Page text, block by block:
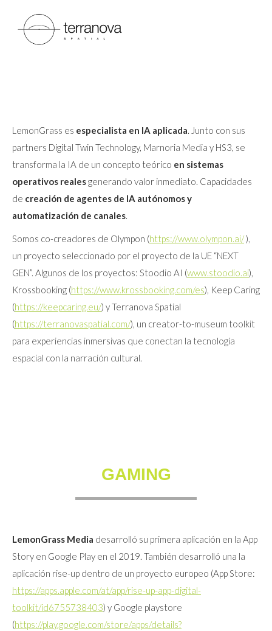
LemonGrass es especialista en IA aplicada. Junto con sus
partners Digital Twin Technology, Marnoria Media y HS3, se
transforma la IA de un concepto teórico en sistemas
operativos realesgenerando valor inmediato. Capacidades
de creación de agentes de IA autónomos y
automatización de canales.
Somos co-creadores de Olympon (https://www.olympon.ai/),
un proyecto seleccionado por el proyecto de la UE “NEXT
GEN”. Algunos de los proyectos: Stoodio AI (www.stoodio.ai),
Krossbooking (https://www.krossbooking.com/es), Keep Caring
(https://keepcaring.eu/) y Terranova Spatial
(https://terranovaspatial.com/), un creator-to-museum toolkit
para experiencias inmersivas que conectan la tecnología
espacial con la narración cultural.
GAMING
LemonGrass Media desarrolló su primera aplicación en la App
Story en Google Play en el 2019. También desarrolló una la
aplicación rise-up dentro de un proyecto europeo (App Store:
https://apps.apple.com/at/app/rise-up-app-digital-
toolkit/id6755738403) y Google playstore
(https://play.google.com/store/apps/details?